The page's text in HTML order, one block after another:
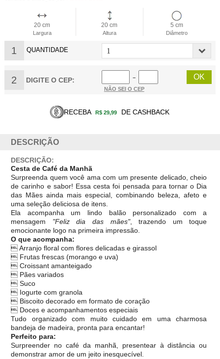
20 cm
Largura
20 cm
Altura
5 cm
Diâmetro
1 QUANTIDADE
2 DIGITE O CEP:
−
NÃO SEI O CEP
RECEBA R$ 29,99 DE CASHBACK
DESCRIÇÃO
DESCRIÇÃO:
Cesta de Café da Manh
Surpreenda quem você ama com um presente delicado, cheio
de carinho e sabor! Essa cesta foi pensada para tornar o Dia
das Mães ainda mais especial, combinando beleza, afeto e
uma seleção deliciosa de itens.
Ela acompanha um lindo balão personalizado com a
mensagem "Feliz dia das mães", trazendo um toque
emocionante logo na primeira impressão.
O que acompanha:
 Arranjo floral com flores delicadas e girassol
 Frutas frescas (morango e uva)
 Croissant amanteigado
 Pães variados
 Suco
 Iogurte com granola
 Biscoito decorado em formato de coração
 Doces e acompanhamentos especiais
Tudo organizado com muito cuidado em uma charmosa
bandeja de madeira, pronta para encantar!
Perfeito para:
Surpreender no café da manhã, presentear à distância ou
demonstrar amor de um jeito inesquecível.